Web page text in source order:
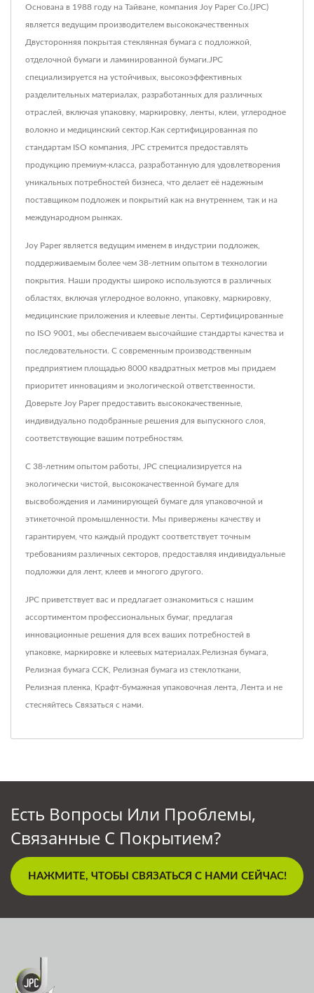
Основана в 1988 году на Тайване, компания Joy Paper Co.(JPC)
является ведущим производителем высококачественных
Двусторонняя покрытая стеклянная бумага с подложкой,
отделочной бумаги и ламинированной бумаги.JPC
специализируется на устойчивых, высокоэффективных
разделительных материалах, разработанных для различных
отраслей, включая упаковку, маркировку, ленты, клеи, углеродное
волокно и медицинский сектор.Как сертифицированная по
стандартам ISO компания, JPC стремится предоставлять
продукцию премиум-класса, разработанную для удовлетворения
уникальных потребностей бизнеса, что делает её надежным
поставщиком подложек и покрытий как на внутреннем, так и на
международном рынках.
Joy Paper является ведущим именем в индустрии подложек,
поддерживаемым более чем 38-летним опытом в технологии
покрытия. Наши продукты широко используются в различных
областях, включая углеродное волокно, упаковку, маркировку,
медицинские приложения и клеевые ленты. Сертифицированные
по ISO 9001, мы обеспечиваем высочайшие стандарты качества и
последовательности. С современным производственным
предприятием площадью 8000 квадратных метров мы придаем
приоритет инновациям и экологической ответственности.
Доверьте Joy Paper предоставить высококачественные,
индивидуально подобранные решения для выпускного слоя,
соответствующие вашим потребностям.
С 38-летним опытом работы, JPC специализируется на
экологически чистой, высококачественной бумаге для
высвобождения и ламинирующей бумаге для упаковочной и
этикеточной промышленности. Мы привержены качеству и
гарантируем, что каждый продукт соответствует точным
требованиям различных секторов, предоставляя индивидуальные
подложки для лент, клеев и многого другого.
JPC приветствует вас и предлагает ознакомиться с нашим
ассортиментом профессиональных бумаг, предлагая
инновационные решения для всех ваших потребностей в
упаковке, маркировке и клеевых материалах. Релизная бумага
Релизная бумага CCK Релизная бумага из стеклоткани
Релизная пленка Крафт-бумажная упаковочная лента Лента и не
стесняйтесь Связаться с нами
Есть Вопросы Или Проблемы,
Связанные С Покрытием?
НАЖМИТЕ, ЧТОБЫ СВЯЗАТЬСЯ С НАМИ СЕЙЧАС!